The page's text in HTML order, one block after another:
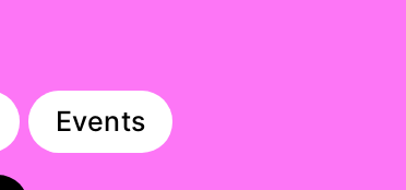
Events